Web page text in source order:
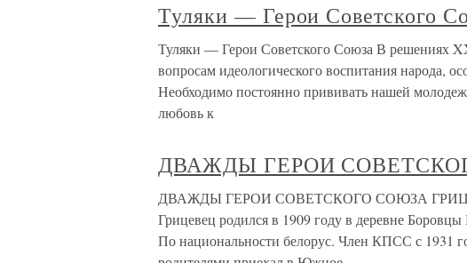
Туляки — Герои Советского
Туляки — Герои Советского Союза В решениях
вопросам идеологического воспитания народа,
Необходимо постоянно прививать нашей
любовь к
ДВАЖДЫ ГЕРОИ
ДВАЖДЫ ГЕРОИ СОВЕТСКОГО СОЮЗА
Грицевец родился в 1909 году в деревне Боровцы
По национальности белорус. Член КПСС с 1931